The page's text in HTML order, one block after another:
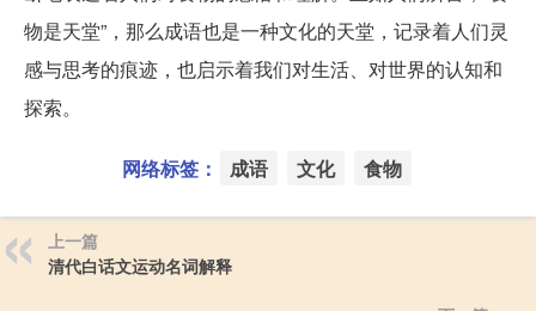
物是天堂”，那么成语也是一种文化的天堂，记录着人们灵
感与思考的痕迹，也启示着我们对生活、对世界的认知和
探索。
网络标签： 成语 文化 食物
上一篇
清代白话文运动名词解释